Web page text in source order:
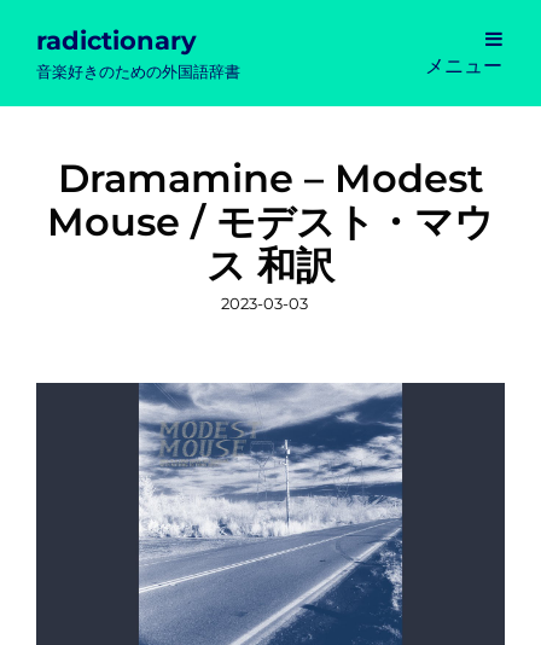
radictionary
音楽好きのための外国語辞書 メニュー
Dramamine – Modest
Mouse / モデスト・マウ
ス 和訳
投
2023-03-03